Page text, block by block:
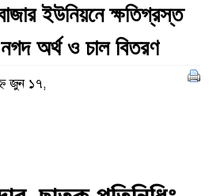
ইউনিয়নে ক্ষতিগ্রস্ত
অর্থ ও চাল বিতরণ
জুন ১৭,